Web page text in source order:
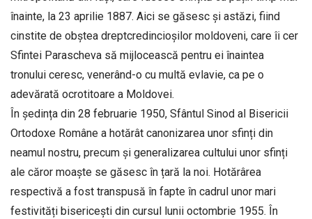
înainte, la 23 aprilie 1887. Aici se găsesc și astăzi, fiind
cinstite de obștea dreptcredincioșilor moldoveni, care îi cer
Sfintei Parascheva să mijlocească pentru ei înaintea
tronului ceresc, venerând-o cu multă evlavie, ca pe o
adevărată ocrotitoare a Moldovei.
În ședința din 28 februarie 1950, Sfântul Sinod al Bisericii
Ortodoxe Române a hotărât canonizarea unor sfinți din
neamul nostru, precum și generalizarea cultului unor sfinți
ale căror moaște se găsesc în țară la noi. Hotărârea
respectivă a fost transpusă în fapte în cadrul unor mari
festivități bisericești din cursul lunii octombrie 1955. În